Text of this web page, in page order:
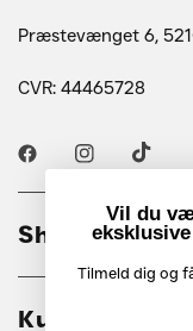
Præstevænget 6,
CVR: 44465728
Shop
Kundeservice
Vil du
Tilmeld dig og